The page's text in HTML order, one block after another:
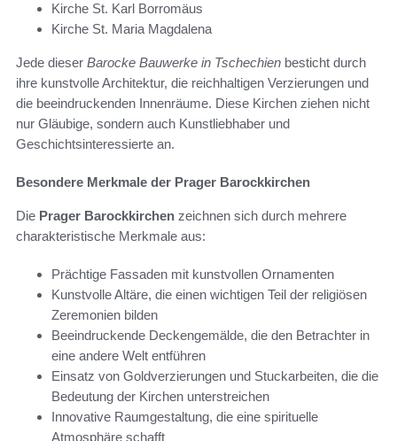
Kirche St. Karl Borromäus
Kirche St. Maria Magdalena
Jede dieser Barocke Bauwerke in Tschechien besticht durch
ihre kunstvolle Architektur, die reichhaltigen Verzierungen und
die beeindruckenden Innenräume. Diese Kirchen ziehen nicht
nur Gläubige, sondern auch Kunstliebhaber und
Geschichtsinteressierte an.
Besondere Merkmale der Prager Barockkirchen
Die Prager Barockkirchen zeichnen sich durch mehrere
charakteristische Merkmale aus:
Prächtige Fassaden mit kunstvollen Ornamenten
Kunstvolle Altäre, die einen wichtigen Teil der religiösen
Zeremonien bilden
Beeindruckende Deckengemälde, die den Betrachter in
eine andere Welt entführen
Einsatz von Goldverzierungen und Stuckarbeiten, die die
Bedeutung der Kirchen unterstreichen
Innovative Raumgestaltung, die eine spirituelle
Atmosphäre schafft